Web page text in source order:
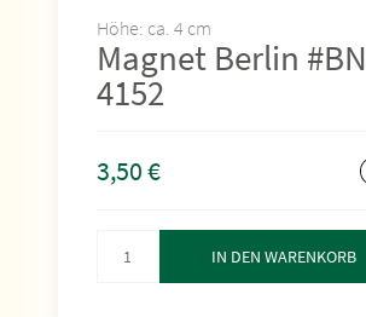
Höhe: ca. 4 cm
Magnet Berlin #BN
4152
3,50€
IN DEN WARENKORB